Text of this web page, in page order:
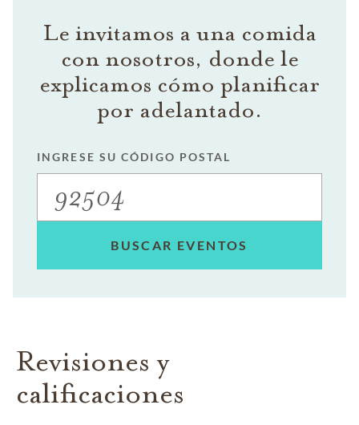
Le invitamos a una comida
con nosotros, donde le
explicamos cómo planificar
por adelantado.
INGRESE SU CÓDIGO POSTAL
BUSCAR EVENTOS
Revisiones y
calificaciones